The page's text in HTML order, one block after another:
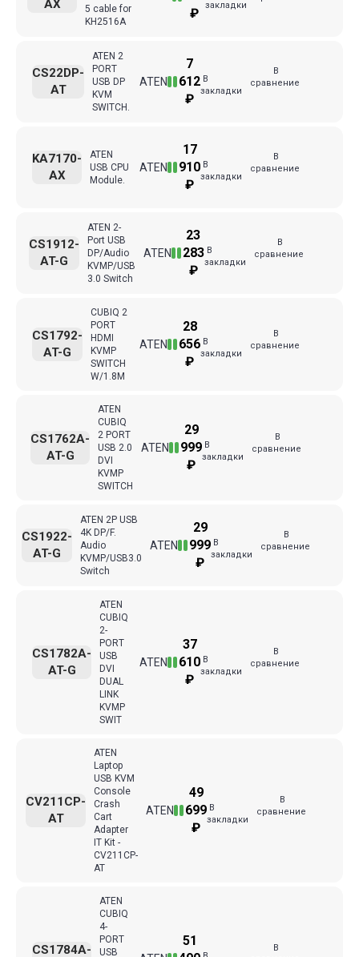
5 cable for
KH2516A
AX
₽
закладки
ATEN 2
PORT
USB DP
KVM
SWITCH.
ATEN
CS22DP-
AT
7
612
₽
В
закладки
В
сравнение
ATEN
USB CPU
Module.
ATEN
KA7170-
AX
17
910
₽
В
закладки
В
сравнение
ATEN 2-
Port USB
DP/Audio
KVMP/USB
3.0 Switch
ATEN
CS1912-
AT-G
23
283
₽
В
закладки
В
сравнение
CUBIQ 2
PORT
HDMI
KVMP
SWITCH
W/1.8M
ATEN
CS1792-
AT-G
28
656
₽
В
закладки
В
сравнение
ATEN
CUBIQ
2 PORT
USB 2.0
DVI
KVMP
SWITCH
ATEN
CS1762A-
AT-G
29
999
₽
В
закладки
В
сравнение
ATEN 2P USB
4K DP/F.
Audio
KVMP/USB3.0
Switch
ATEN
CS1922-
AT-G
29
999
₽
В
закладки
В
сравнение
ATEN
CUBIQ
2-
PORT
USB
DVI
DUAL
LINK
KVMP
SWIT
ATEN
CS1782A-
AT-G
37
610
₽
В
закладки
В
сравнение
ATEN
Laptop
USB KVM
Console
Crash
Cart
Adapter
IT Kit -
CV211CP-
AT
ATEN
CV211CP-
AT
49
699
₽
В
закладки
В
сравнение
ATEN
CUBIQ
4-
PORT
USB
CS1784A-
51
В